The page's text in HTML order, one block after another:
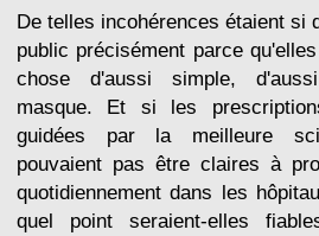
De telles incohérences étaient si
public précisément parce
chose d'aussi simple,
masque. Et si les
guidées par la meilleure
pouvaient pas être claires à
quotidiennement dans les
quel point seraient-elles